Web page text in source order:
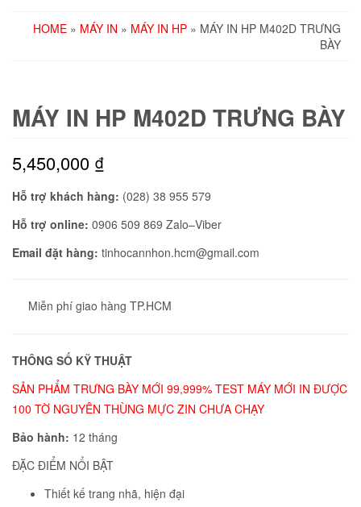
HOME » MÁY IN » MÁY IN HP » MÁY IN HP M402D TRƯNG
BÀY
MÁY IN HP M402D TRƯNG BÀY
5,450,000 ₫
Hỗ trợ khách hàng: (028) 38 955 579
Hỗ trợ online: 0906 509 869 Zalo–Viber
Email đặt hàng: tinhocannhon.hcm@gmail.com
Miễn phí giao hàng TP.HCM
THÔNG SỐ KỸ THUẬT
SẢN PHẨM TRƯNG BÀY MỚI 99,999% TEST MÁY MỚI IN ĐƯỢC
100 TỜ NGUYÊN THÙNG MỰC ZIN CHƯA CHẠY
Bảo hành: 12 tháng
ĐẶC ĐIỂM NỔI BẬT
Thiết kế trang nhã, hiện đại